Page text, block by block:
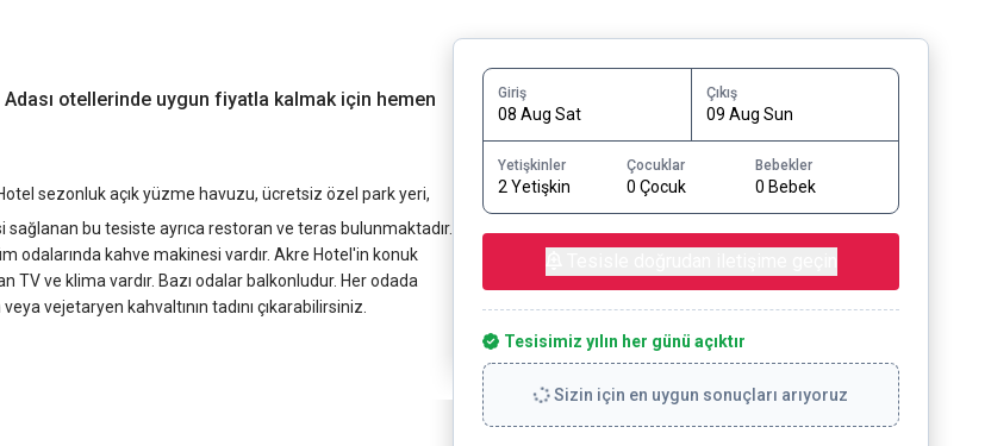
otellerinde uygun fiyatla kalmak için hemen
sezonluk açık yüzme havuzu, ücretsiz özel park yeri,
bu tesiste ayrıca restoran ve teras bulunmaktadır.
odalarında kahve makinesi vardır. Akre Hotel'in konuk
ve klima vardır. Bazı odalar balkonludur. Her odada
vejetaryen kahvaltının tadını çıkarabilirsiniz.
Giriş
08 Aug Sat
Çıkış
09 Aug Sun
Yetişkinler
2 Yetişkin
Çocuklar
0 Çocuk
Bebekler
0 Bebek
Tesisimiz yılın her günü açıktır
Sizin için en uygun sonuçları arıyoruz